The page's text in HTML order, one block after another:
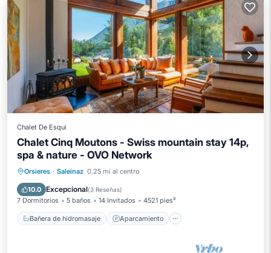
Chalet De Esquí
Chalet Cinq Moutons - Swiss mountain stay 14p,
spa & nature - OVO Network
Orsieres · Saleinaz 0.25 mi al centro
10.0 Excepcional(3 Reseñas)
7 Dormitorios 5 baños 14 Invitados 4521 pies²
Bañera de hidromasaje Aparcamiento
Bañera de hidromasaje
Spa
Balcón/Terraza